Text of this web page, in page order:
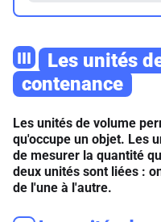
III
Les unités
contenance
Les unités de volume
qu'occupe un objet. Les
de mesurer la quantité
deux unités sont liées :
de l'une à l'autre.